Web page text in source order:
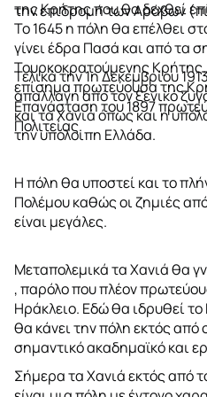
την επιδρομή των Αράβων
της Κρήτης που θα δεχθεί
Το 1645 η πόλη θα επέλθει
γίνει έδρα Πασά και από τα
Τουρκοκρατούμενης Κρήτης.
επίσημα πρωτεύουσα της
Επανάσταση του 1897
Πολιτείας.
Τελικά την 1η Δεκεμβρίου
απαλλαγή από τον ξενικό
και τα Χανιά όπως και η
την υπόλοιπη Ελλάδα.
Η πόλη θα υποστεί και το
Πολέμου καθώς οι ζημιές
είναι μεγάλες.
Μεταπολεμικά τα Χανιά θα
, παρόλο που πλέον
Ηράκλειο. Εδώ θα ιδρυθεί
θα κάνει την πόλη εκτός από
σημαντικό ακαδημαϊκό και
Σήμερα τα Χανιά εκτός από